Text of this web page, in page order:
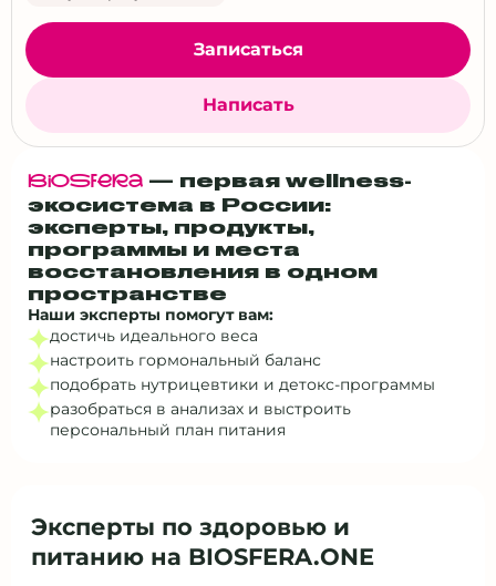
Улан-Удэ
Чебоксары
Челябинск
Ялта
Ярославль
Все города
Другой город
Выбрать все
Записаться
Написать
BiOSfERa — первая wellness-
экосистема в России:
эксперты, продукты,
программы и места
восстановления в одном
пространстве
Наши эксперты помогут вам:
достичь идеального веса
настроить гормональный баланс
подобрать нутрицевтики и детокс‑программы
разобраться в анализах и выстроить
персональный план питания
Эксперты по здоровью и
питанию на BIOSFERA.ONE